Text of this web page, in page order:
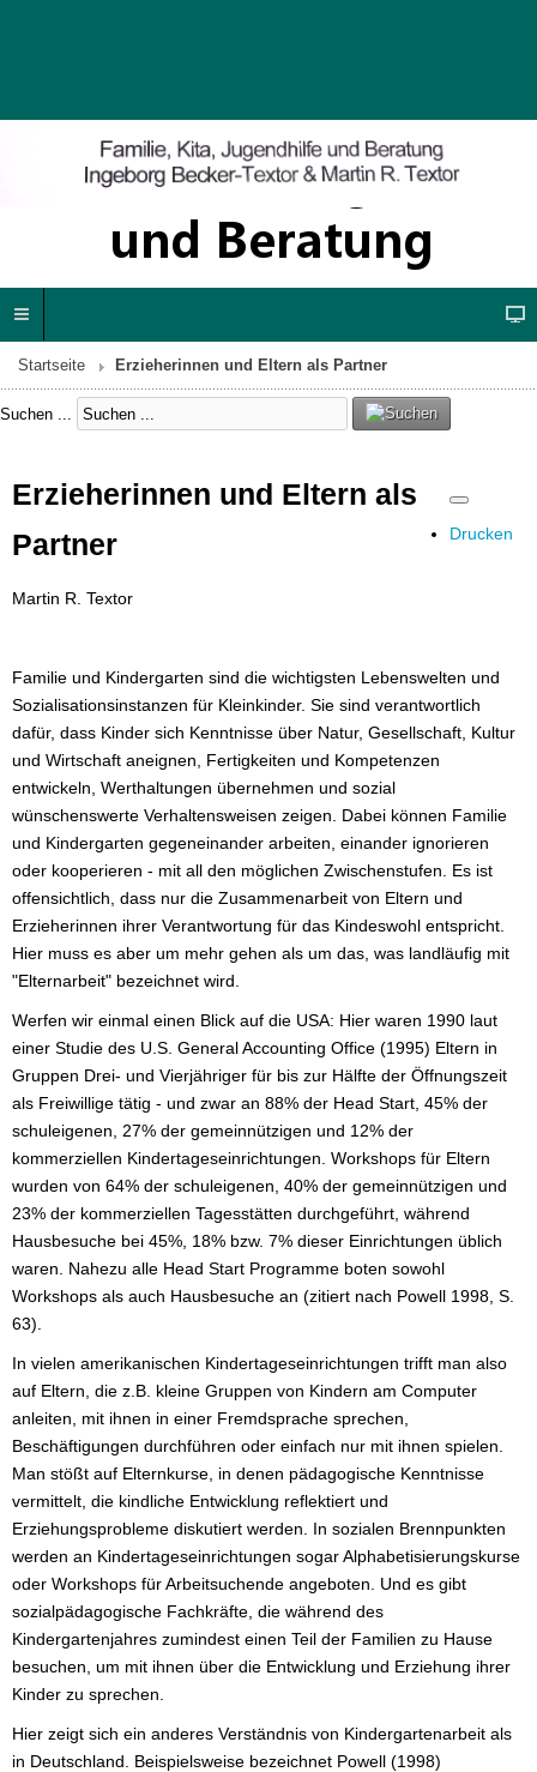
Startseite Erzieherinnen und Eltern als Partner
Suchen ...
Drucken
Erzieherinnen und Eltern als
Partner
Martin R. Textor
Familie und Kindergarten sind die wichtigsten Lebenswelten und
Sozialisationsinstanzen für Kleinkinder. Sie sind verantwortlich
dafür, dass Kinder sich Kenntnisse über Natur, Gesellschaft, Kultur
und Wirtschaft aneignen, Fertigkeiten und Kompetenzen
entwickeln, Werthaltungen übernehmen und sozial
wünschenswerte Verhaltensweisen zeigen. Dabei können Familie
und Kindergarten gegeneinander arbeiten, einander ignorieren
oder kooperieren - mit all den möglichen Zwischenstufen. Es ist
offensichtlich, dass nur die Zusammenarbeit von Eltern und
Erzieherinnen ihrer Verantwortung für das Kindeswohl entspricht.
Hier muss es aber um mehr gehen als um das, was landläufig mit
"Elternarbeit" bezeichnet wird.
Werfen wir einmal einen Blick auf die USA: Hier waren 1990 laut
einer Studie des U.S. General Accounting Office (1995) Eltern in
Gruppen Drei- und Vierjähriger für bis zur Hälfte der Öffnungszeit
als Freiwillige tätig - und zwar an 88% der Head Start, 45% der
schuleigenen, 27% der gemeinnützigen und 12% der
kommerziellen Kindertageseinrichtungen. Workshops für Eltern
wurden von 64% der schuleigenen, 40% der gemeinnützigen und
23% der kommerziellen Tagesstätten durchgeführt, während
Hausbesuche bei 45%, 18% bzw. 7% dieser Einrichtungen üblich
waren. Nahezu alle Head Start Programme boten sowohl
Workshops als auch Hausbesuche an (zitiert nach Powell 1998, S.
63).
In vielen amerikanischen Kindertageseinrichtungen trifft man also
auf Eltern, die z.B. kleine Gruppen von Kindern am Computer
anleiten, mit ihnen in einer Fremdsprache sprechen,
Beschäftigungen durchführen oder einfach nur mit ihnen spielen.
Man stößt auf Elternkurse, in denen pädagogische Kenntnisse
vermittelt, die kindliche Entwicklung reflektiert und
Erziehungsprobleme diskutiert werden. In sozialen Brennpunkten
werden an Kindertageseinrichtungen sogar Alphabetisierungskurse
oder Workshops für Arbeitsuchende angeboten. Und es gibt
sozialpädagogische Fachkräfte, die während des
Kindergartenjahres zumindest einen Teil der Familien zu Hause
besuchen, um mit ihnen über die Entwicklung und Erziehung ihrer
Kinder zu sprechen.
Hier zeigt sich ein anderes Verständnis von Kindergartenarbeit als
in Deutschland. Beispielsweise bezeichnet Powell (1998)